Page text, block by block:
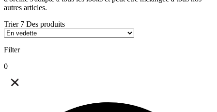
autres articles.
Trier 7 Des produits
Filter
0